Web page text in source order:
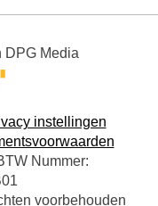
DPG Media
instellingen
Nummer:
voorbehouden